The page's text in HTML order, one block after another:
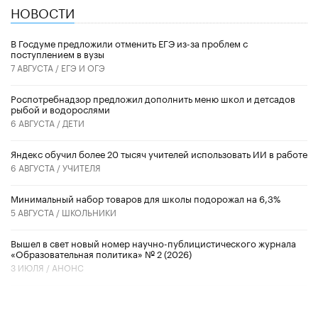
НОВОСТИ
В Госдуме предложили отменить ЕГЭ из-за проблем с
поступлением в вузы
7 АВГУСТА / ЕГЭ И ОГЭ
Роспотребнадзор предложил дополнить меню школ и детсадов
рыбой и водорослями
6 АВГУСТА / ДЕТИ
​Яндекс обучил более 20 тысяч учителей использовать ИИ в работе
6 АВГУСТА /УЧИТЕЛЯ
Минимальный набор товаров для школы подорожал на 6,3%
5 АВГУСТА / ШКОЛЬНИКИ
Вышел в свет новый номер научно-публицистического журнала
«Образовательная политика» № 2 (2026)
3 ИЮЛЯ / АНОНС